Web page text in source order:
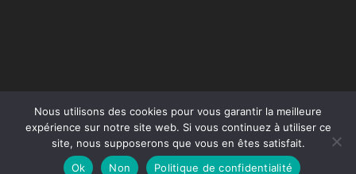
Conception du site :Agence Jus de Citron
Nous utilisons des cookies pour vous garantir la meilleure
expérience sur notre site web. Si vous continuez à utiliser ce
site, nous supposerons que vous en êtes satisfait.
Ok
Non Politique de confidentialité